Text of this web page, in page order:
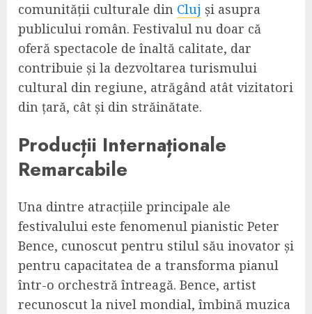
comunității culturale din Cluj și asupra
publicului român. Festivalul nu doar că
oferă spectacole de înaltă calitate, dar
contribuie și la dezvoltarea turismului
cultural din regiune, atrăgând atât vizitatori
din țară, cât și din străinătate.
Producții Internaționale
Remarcabile
Una dintre atracțiile principale ale
festivalului este fenomenul pianistic Peter
Bence, cunoscut pentru stilul său inovator și
pentru capacitatea de a transforma pianul
într-o orchestră întreagă. Bence, artist
recunoscut la nivel mondial, îmbină muzica